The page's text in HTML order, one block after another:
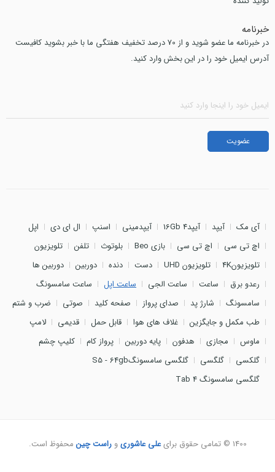
خبرنامه
در خبرنامه ما عضو شوید و از 70 درصد تخفیف هفتگی ما با خبر بشوید کافیست
آدرس ایمیل خود را در این بخش وارد کنید.
آی مک آیپد آیپد4 16Gb آیپدمینی اسنپ ال ای دی
اپل
اچ تی سی
اچ تی سی بازی Beo بلوتوث تلفن
تلویزیون
تلویزیون4K
تلویزیون UHD دست دنده دوربین
دوربین ها
رعدو برق
ساعت ساعت الجی ساعت اپل
ساعت سامسونگ
سامسونگ
شارژ پد صدای پرواز صفحه کلید صوتی
ضرب و شتم
طب مکمل و جایگزین
غلاف های هوا قابل حمل قدیمی
لامپ
ماوس
مجازی هدفون پایه دوربین پرواز کام
کلیپ چشم
گلکسی
گلگسی
گلگسی سامسونگS5 - 64gb
گلگسی سامسونگ Tab 4
1400 © تمامی حقوق برای علی عاشوریوراست چین محفوظ است.